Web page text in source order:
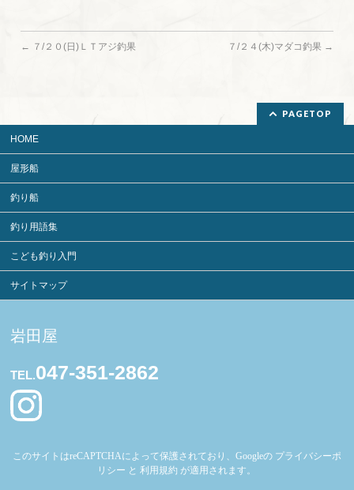
← ７/２０(日)ＬＴアジ釣果 ７/２４(木)マダコ釣果 →
PAGETOP
HOME
屋形船
釣り船
釣り用語集
こども釣り入門
サイトマップ
岩田屋
TEL.047-351-2862
このサイトはreCAPTCHAによって保護されており、Googleの プライバシーポ
リシー と利用規約 が適用されます。